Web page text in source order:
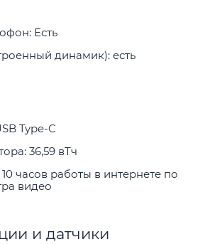
Есть
динамик): есть
Type-C
36,59 вТч
часов работы в интернете по
видео
и датчики